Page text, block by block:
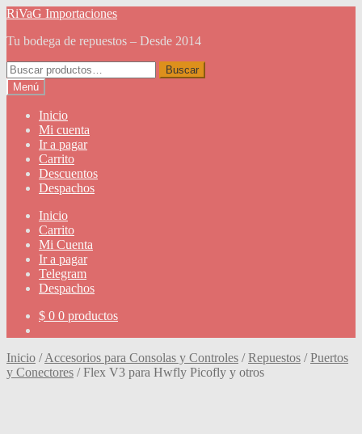
Ir
la
Ir
contenido
RiVaG Importaciones
Tu bodega de repuestos – Desde 2014
Buscar
por:
Buscar
Menú
Inicio
Mi cuenta
Ir a pagar
Carrito
Descuentos
Despachos
Inicio
Carrito
Mi Cuenta
Ir a pagar
Telegram
Despachos
$ 0 0 productos
Inicio /Accesorios para Consolas y Controles /Repuestos /Puertos
y Conectores /Flex V3 para Hwfly Picofly y otros